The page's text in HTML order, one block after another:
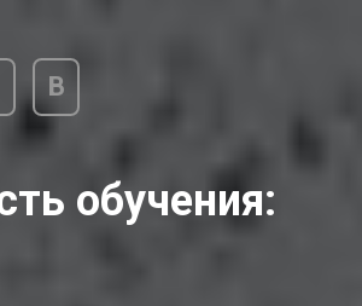
В
обучения: